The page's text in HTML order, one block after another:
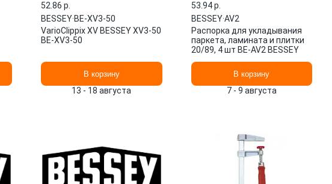
52.86 p.
BESSEY·BE-XV3-50
VarioClippix XV BESSEY XV3-50
BE-XV3-50
В корзину
13 - 18 августа
53.94 p.
BESSEY·AV2
Распорка для укладывания
паркета, ламината и плитки
20/89, 4 шт BE-AV2 BESSEY
В корзину
7 - 9 августа